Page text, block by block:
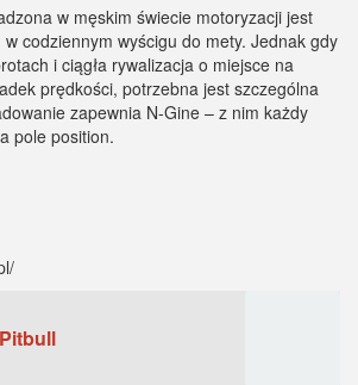
w męskim świecie motoryzacji jest
codziennym wyścigu do mety. Jednak gdy
i ciągła rywalizacja o miejsce na
prędkości, potrzebna jest szczególna
zapewnia N-Gine – z nim każdy
pole position.
Pitbull